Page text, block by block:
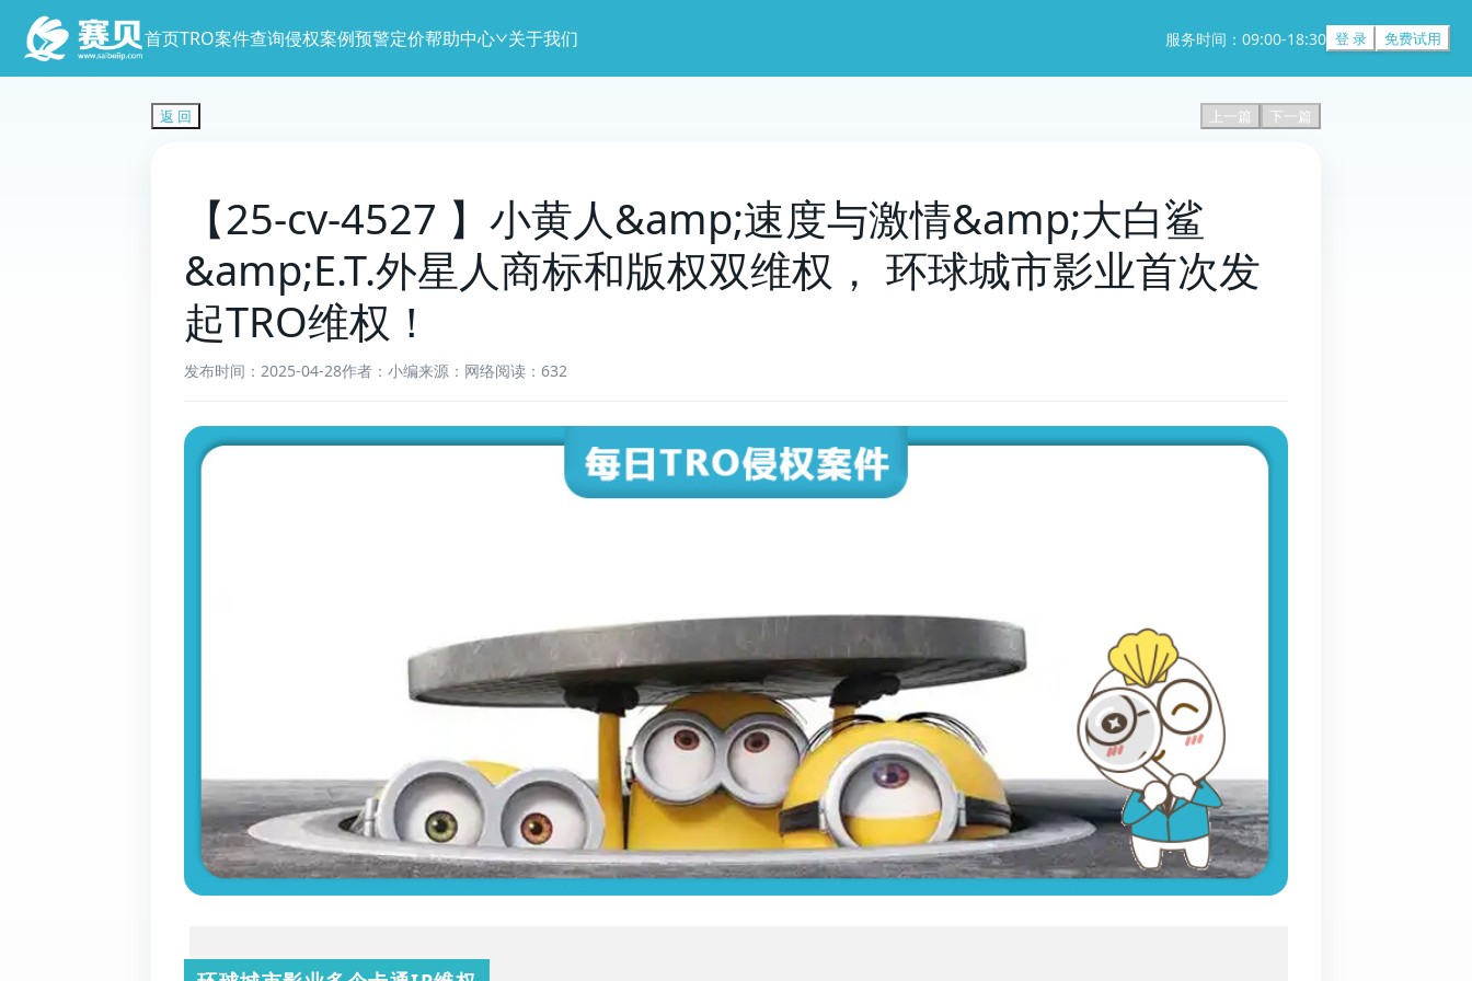
首页TRO案件查询侵权案例预警定价帮助中心 关于我们 服务时间：09:00-18:30 登 录 免费试用
返 回 上一篇 下一篇
【25-cv-4527 】小黄人&amp;速度与激情&amp;大白鲨
&amp;E.T.外星人商标和版权双维权， 环球城市影业首次发
起TRO维权！
发布时间：2025-04-28作者：小编来源：网络阅读：632